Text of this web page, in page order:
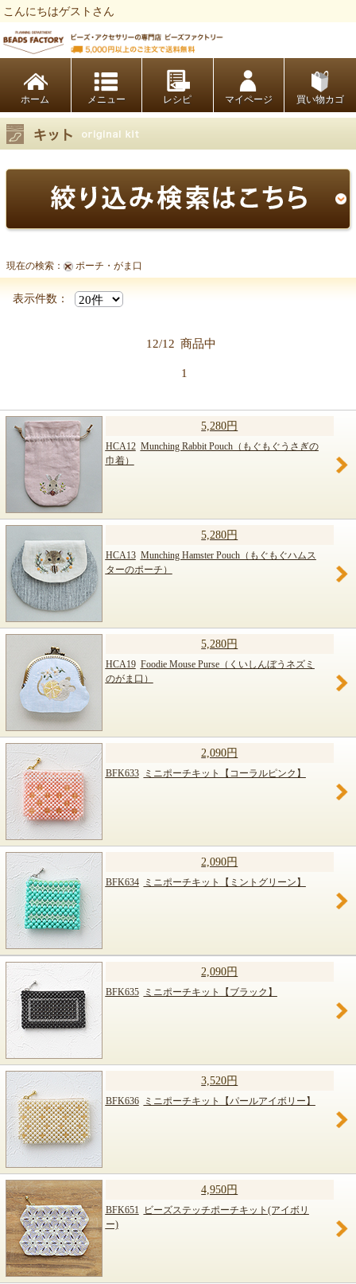
こんにちはゲストさん
ホーム レシピ マイページ 買い物カゴ
現在の検索： ポーチ・がま口
表示件数：
12/12 商品中
1
5,280円
HCA12 Munching Rabbit Pouch（もぐもぐうさぎの
巾着）
5,280円
HCA13 Munching Hamster Pouch（もぐもぐハムス
ターのポーチ）
5,280円
HCA19 Foodie Mouse Purse（くいしんぼうネズミ
のがま口）
2,090円
BFK633 ミニポーチキット【コーラルピンク】
2,090円
BFK634 ミニポーチキット【ミントグリーン】
2,090円
BFK635 ミニポーチキット【ブラック】
3,520円
BFK636 ミニポーチキット【パールアイボリー】
4,950円
BFK651
ビーズステッチポーチキット(アイボリ
ー)